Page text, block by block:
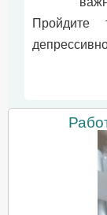
Пройдите